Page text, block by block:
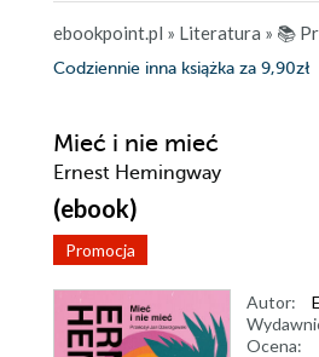
ebookpoint.pl » Literatura » 📚
Codziennie inna książka za 9,90zł
Mieć i nie mieć
Ernest Hemingway
(ebook)
Promocja
Autor:
Ocena: